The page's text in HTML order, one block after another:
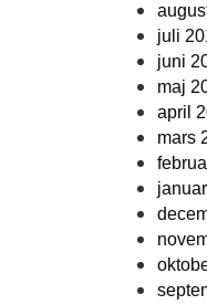
juli
juni
maj
april
mars